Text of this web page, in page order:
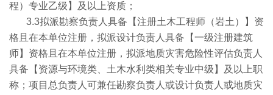
程）专业乙级】及以上资质；
3.3拟派勘察负责人具备【注册土木工程师（岩土）】资
格且在本单位注册，拟派设计负责人具备【一级注册建筑
师】资格且在本单位注册，拟派地质灾害危险性评估负责人
具备【资源与环境类、土木水利类相关专业中级】及以上职
称；项目总负责人可兼任勘察负责人或设计负责人或地质灾